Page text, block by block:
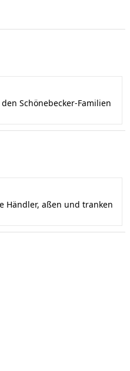
Schönebecker-Familien
Händler, aßen und tranken